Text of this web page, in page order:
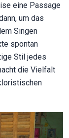
eine Passage
um das
Singen
spontan
Stil jedes
die Vielfalt